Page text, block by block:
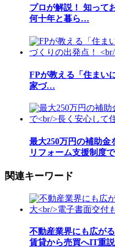
プロが解説！ 知って
何十年と暮ら…
FPが教える「住まい
家づ…
最大250万円の補助金
リフォーム支援制度
関連キーワード
不動産業界にも広が
賃貸から売買へIT重